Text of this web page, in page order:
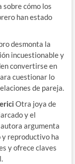
cómo los
han estado
desmonta la
incuestionable y
convertirse en
cuestionar lo
de pareja.
Otra joya de
y el
argumenta
reproductivo ha
y ofrece claves